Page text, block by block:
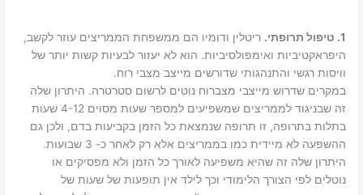
1. טיפול תרופתי.
ריטלין ודומיו הם ממשפחת הממריצים עוזר לקשב,
היפראקטיביות ואימפולסיביות. הוא לא יעזור לבעיות קשות יותר של
וויסות רגשי והתנהגותי שדורשים מייצב מצבי רוח.
במקרים שדרוש מייצבי מצברוח נוטים לרשום סטרטרה. היתרון שלה
זה שבניגוד לממריצים שמשפיעים למספר שעות מסוים 4-12 שעות
בתלות בתרופה, זו תרופה שנמצאת כל הזמן בקביעות בדם, ולכן גם
ההשפעה לא מיידית כמו בממריצים אלא רק לאחר כ- 3 שבועות.
היתרון שלה זה שהיא משפיעה לאורך כל הזמן ולא מפסיקים או
נוטלים לפי הצורך הלימודי וכך לילד אין תופעות של שעות של